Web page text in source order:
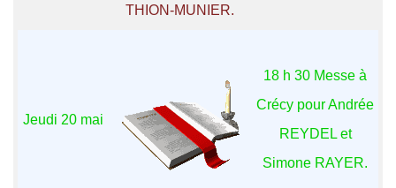
THION-MUNIER.
Jeudi 20 mai
18 h 30 Messe à
Crécy pour Andrée
REYDEL et
Simone RAYER.